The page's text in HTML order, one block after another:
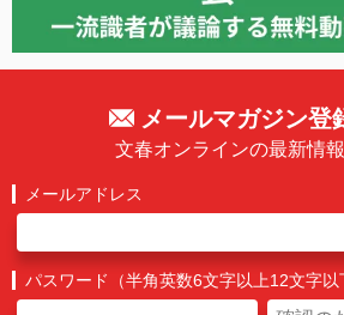
メールマガジン登
文春オンラインの最新情
メールアドレス
パスワード（半角英数6文字以上12文字以